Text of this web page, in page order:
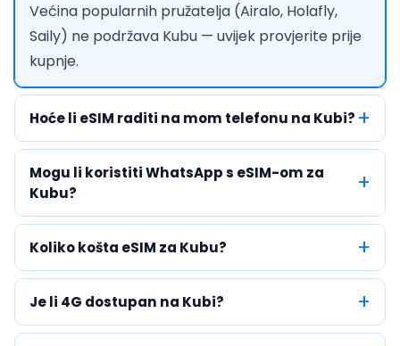
Većina popularnih pružatelja (Airalo, Holafly,
Saily) ne podržava Kubu — uvijek provjerite prije
kupnje.
Hoće li eSIM raditi na mom telefonu na Kubi?
Mogu li koristiti WhatsApp s eSIM-om za
Kubu?
Koliko košta eSIM za Kubu?
Je li 4G dostupan na Kubi?